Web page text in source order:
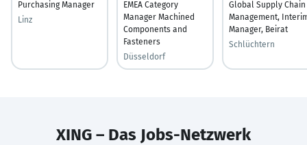
Purchasing Manager
Linz
EMEA Category
Manager Machined
Components and
Fasteners
Düsseldorf
Global Supply Chain
Management,
Manager, Beirat
Schlüchtern
XING – Das Jobs-Netzwerk